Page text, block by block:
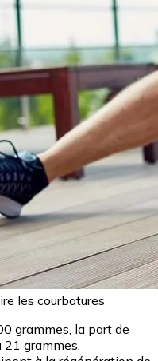
les courbatures
grammes, la part de
21 grammes.